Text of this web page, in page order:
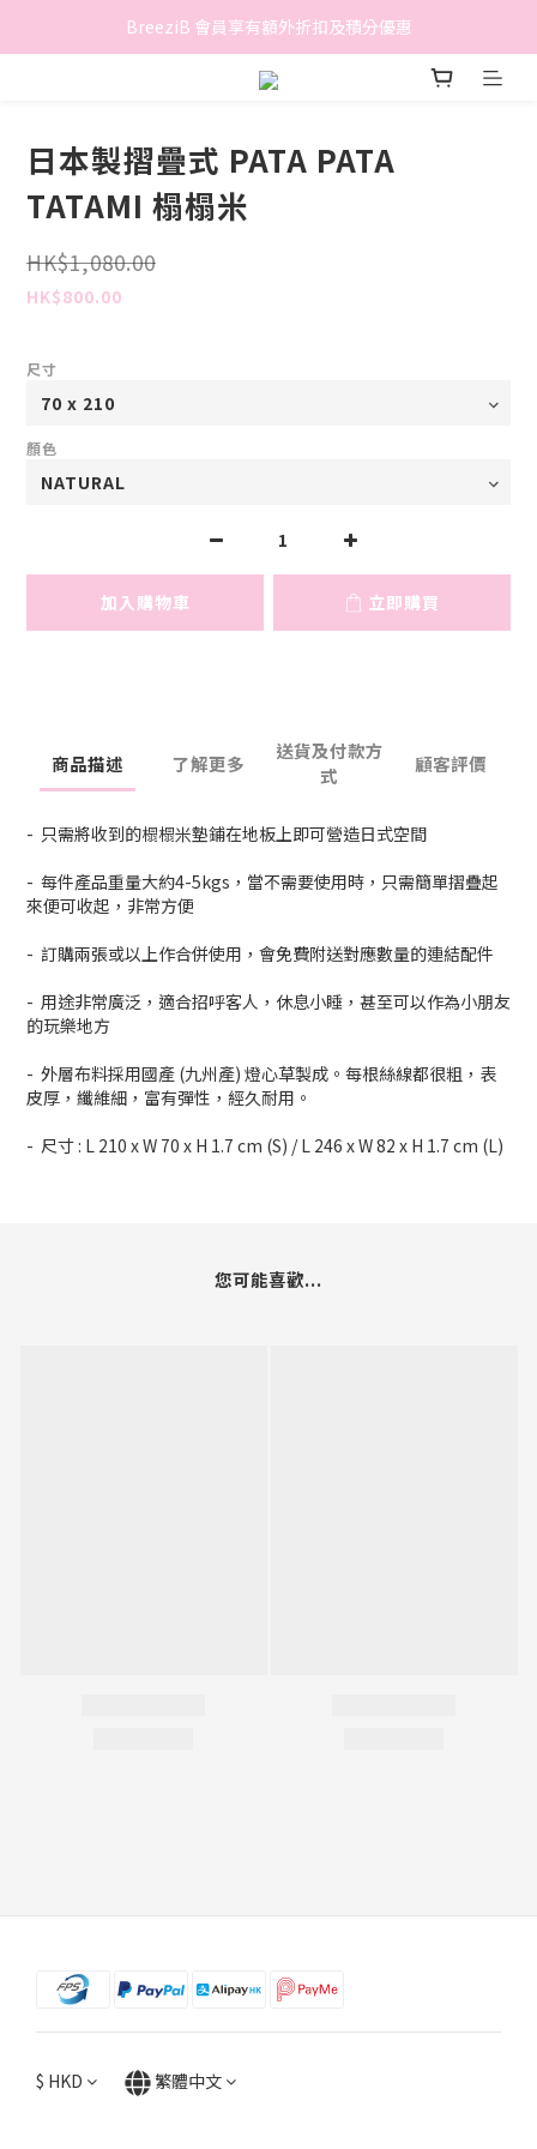
香港地區滿$500免費送貨 (離島區及偏遠地區除外)
BreeziB 會員享有額外折扣及積分優惠
香港地區滿$500免費送貨 (離島區及偏遠地區除外)
日本製摺疊式 PATA PATA
TATAMI 榻榻米
HK$1,080.00
HK$800.00
尺寸
顏色
加入購物車 立即購買
商品描述 了解更多
送貨及付款方
式
顧客評價
- 只需將收到的榻榻米墊鋪在地板上即可營造日式空間
- 每件產品重量大約4-5kgs，當不需要使用時，只需簡單摺疊起
來便可收起，非常方便
- 訂購兩張或以上作合併使用，會免費附送對應數量的連結配件
- 用途非常廣泛，適合招呼客人，休息小睡，甚至可以作為小朋友
的玩樂地方
- 外層布料採用國產 (九州產) 燈心草製成。每根絲線都很粗，表
皮厚，纖維細，富有彈性，經久耐用。
- 尺寸 : L 210 x W 70 x H 1.7 cm (S) / L 246 x W 82 x H 1.7 cm (L)
您可能喜歡...
$ HKD 繁體中文